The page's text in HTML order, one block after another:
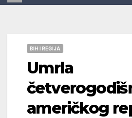
BIH I REGIJA
Umrla
američkog